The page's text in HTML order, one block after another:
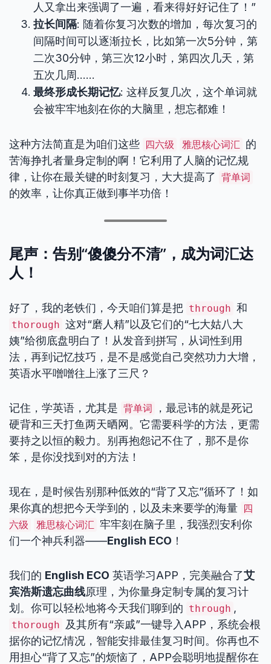
人又拿出来强调了一遍，看来得好好记住了！”
拉长间隔: 随着你复习次数的增加，每次复习的
间隔时间可以逐渐拉长，比如第一次5分钟，第
二次30分钟，第三次12小时，第四次几天，第
五次几周……
最终形成长期记忆: 这样反复几次，这个单词就
会被牢牢地刻在你的大脑里，想忘都难！
这种方法简直是为咱们这些 四六级 雅思核心词汇 的
苦海挣扎者量身定制的啊！它利用了人脑的记忆规
律，让你在最关键的时刻复习，大大提高了 背单词
的效率，让你真正做到事半功倍！
尾声：告别“傻傻分不清”，成为词汇达
人！
好了，我的老铁们，今天咱们算是把 through 和
thorough 这对“磨人精”以及它们的“七大姑八大
姨”给彻底盘明白了！从发音到拼写，从词性到用
法，再到记忆技巧，是不是感觉自己突然功力大增，
英语水平噌噌往上涨了三尺？
记住，学英语，尤其是 背单词
，最忌讳的就是死记
硬背和三天打鱼两天晒网。它需要科学的方法，更需
要持之以恒的毅力。别再抱怨记不住了，那不是你
笨，是你没找到对的方法！
现在，是时候告别那种低效的“背了又忘”循环了！如
果你真的想把今天学到的，以及未来要学的海量 四
六级
雅思核心词汇 牢牢刻在脑子里，我强烈安利你
们一个神兵利器——English ECO ！
我们的 English ECO 英语学习APP，完美融合了艾
宾浩斯遗忘曲线原理，为你量身定制专属的复习计
划。你可以轻松地将今天我们聊到的 through ,
thorough
及其所有“亲戚”一键导入APP，系统会根
据你的记忆情况，智能安排最佳复习时间。你再也不
用担心“背了又忘”的烦恼了，APP会聪明地提醒你在